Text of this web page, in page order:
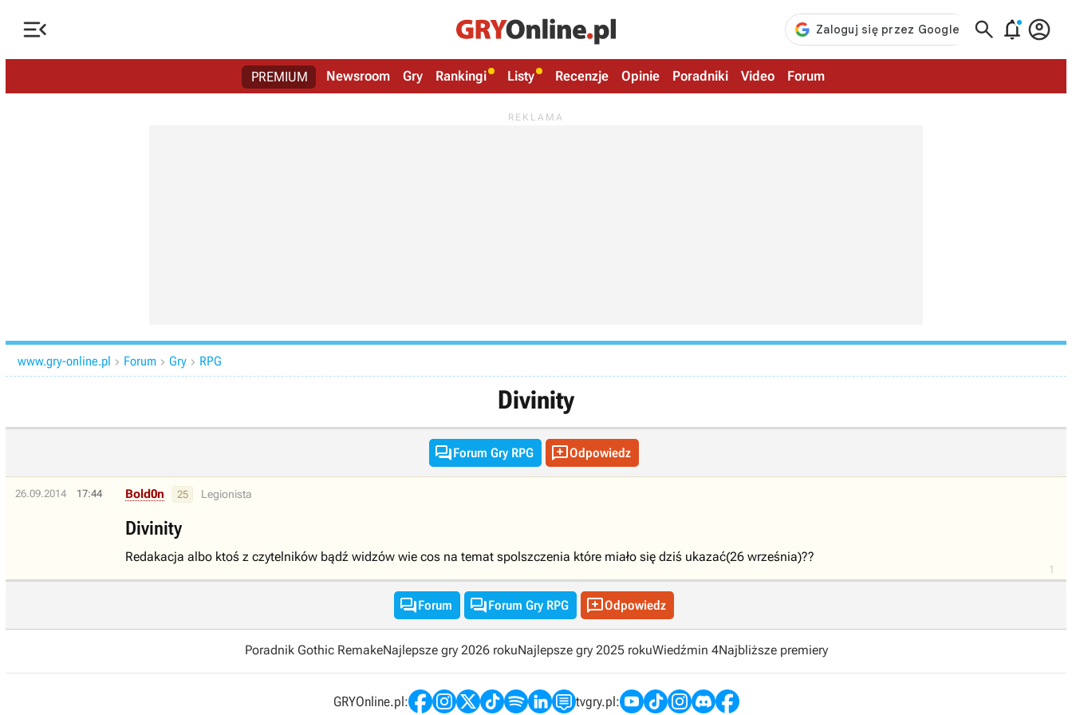
   
PREMIUM Newsroom Gry Rankingi Listy Recenzje Opinie Poradniki Video Forum
www.gry-online.pl  Forum  Gry  RPG
Divinity
Forum Gry RPG Odpowiedz
26.09.2014 17:44
1
Bold0n 25 Legionista
Divinity
Redakacja albo ktoś z czytelników bądź widzów wie cos na temat spolszczenia które miało się dziś ukazać(26 września)??
Forum Forum Gry RPG Odpowiedz
Poradnik Gothic RemakeNajlepsze gry 2026 rokuNajlepsze gry 2025 rokuWiedźmin 4Najbliższe premiery
GRYOnline.pl: tvgry.pl: